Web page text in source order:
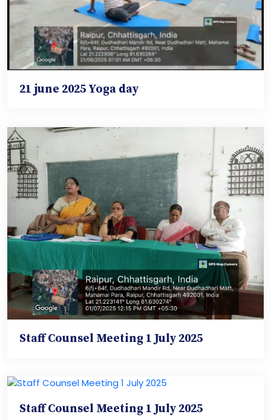
21 june 2025 Yoga day
Staff Counsel Meeting 1 July 2025
Staff Counsel Meeting 1 July 2025